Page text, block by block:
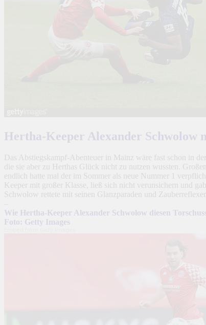
Hertha-Keeper Alexander Schwolow
Das Abstiegskampf-Abenteuer in Mainz wäre fast schon in
die sie aber zu Herthas Glück nicht zu nutzen wussten.
endlich hatte mal der im Sommer als neue Nummer 1
Keeper mit großer Klasse, ließ sich nicht verunsichern und
Schwolow rettete mit seinen Glanzparaden und
Wie Hertha-Keeper Alexander Schwolow diesen
Foto: Getty Images